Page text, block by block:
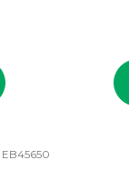
EB45650